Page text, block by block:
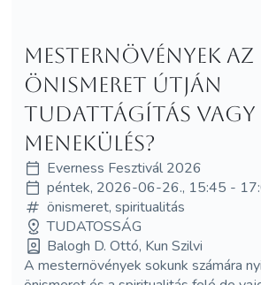
Mesternövények az
önismeret útján
Tudattágítás vagy
menekülés?
Everness Fesztivál 2026
péntek, 2026-06-26., 15:45 -
önismeret, spiritualitás
TUDATOSSÁG
Balogh D. Ottó, Kun Szilvi
A mesternövények sokunk számára